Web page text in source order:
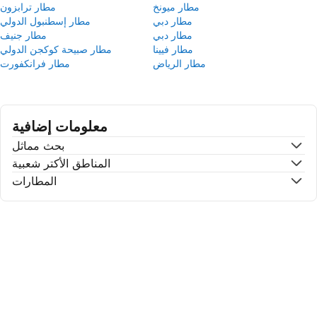
مطار ترابزون
مطار ميونخ
مطار إسطنبول الدولي
مطار دبي
مطار جنيف
مطار دبي
مطار صبيحة كوكجن الدولي
مطار فيينا
مطار فرانكفورت
مطار الرياض
معلومات إضافية
بحث مماثل
المناطق الأكتر شعبية
المطارات